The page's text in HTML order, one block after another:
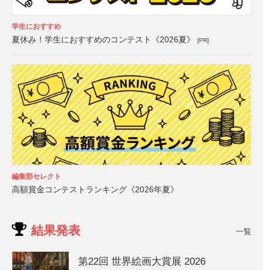
学生におすすめ
夏休み！学生におすすめのコンテスト《2026夏》 [PR]
編集部セレクト
高額賞金コンテストランキング《2026年夏》
結果発表 一覧
第22回 世界絵画大賞展 2026